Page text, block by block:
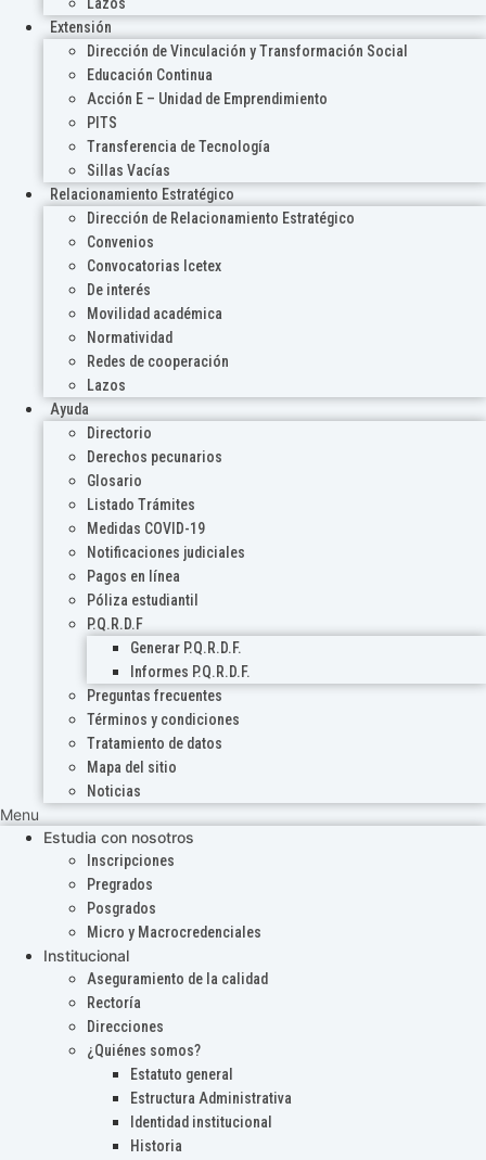
Lazos
Extensión
Dirección de Vinculación y Transformación Social
Educación Continua
Acción E – Unidad de Emprendimiento
PITS
Transferencia de Tecnología
Sillas Vacías
Relacionamiento Estratégico
Dirección de Relacionamiento Estratégico
Convenios
Convocatorias Icetex
De interés
Movilidad académica
Normatividad
Redes de cooperación
Lazos
Ayuda
Directorio
Derechos pecunarios
Glosario
Listado Trámites
Medidas COVID-19
Notificaciones judiciales
Pagos en línea
Póliza estudiantil
P.Q.R.D.F
Generar P.Q.R.D.F.
Informes P.Q.R.D.F.
Preguntas frecuentes
Términos y condiciones
Tratamiento de datos
Mapa del sitio
Noticias
Menu
Estudia con nosotros
Inscripciones
Pregrados
Posgrados
Micro y Macrocredenciales
Institucional
Aseguramiento de la calidad
Rectoría
Direcciones
¿Quiénes somos?
Estatuto general
Estructura Administrativa
Identidad institucional
Historia